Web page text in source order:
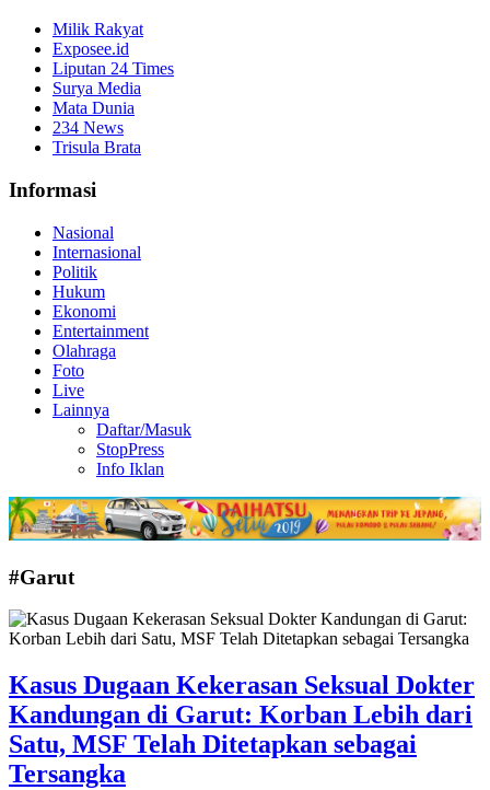
Milik Rakyat
Exposee.id
Liputan 24 Times
Surya Media
Mata Dunia
234 News
Trisula Brata
Informasi
Nasional
Internasional
Politik
Hukum
Ekonomi
Entertainment
Olahraga
Foto
Live
Lainnya
Daftar/Masuk
StopPress
Info Iklan
#Garut
Kasus Dugaan Kekerasan Seksual Dokter
Kandungan di Garut: Korban Lebih dari
Satu, MSF Telah Ditetapkan sebagai
Tersangka